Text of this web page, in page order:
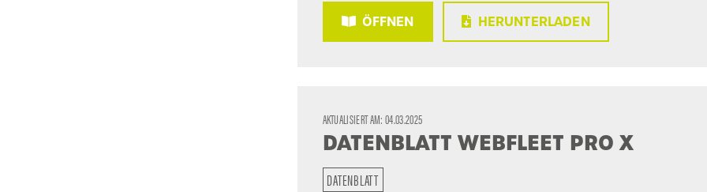
ÖFFNEN HERUNTERLADEN
AKTUALISIERT AM:04.03.2025
DATENBLATT WEBFLEET PRO X
DATENBLATT